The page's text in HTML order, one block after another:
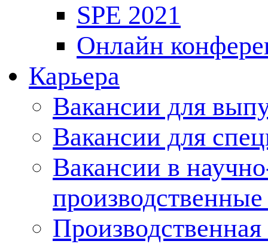
SPE 2021
Онлайн
Карьера
Вакансии для
Вакансии для
Вакансии в
Производственная